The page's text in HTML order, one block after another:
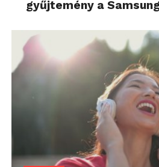
gyűjtemény a